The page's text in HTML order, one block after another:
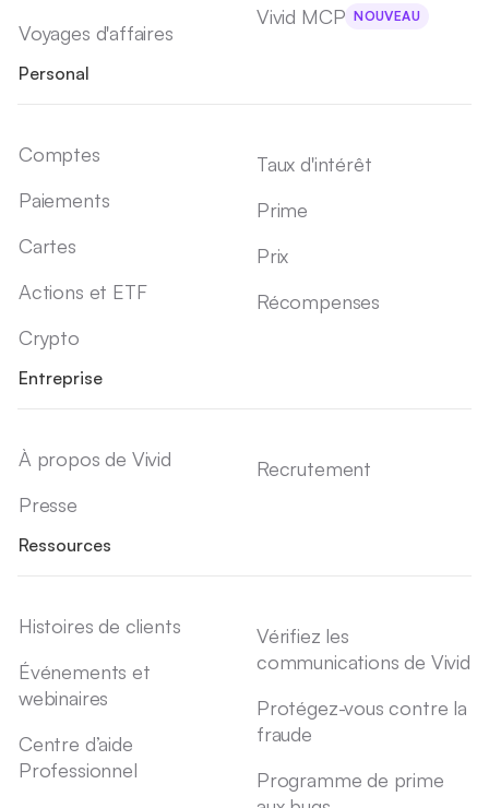
Voyages d'affaires
Vivid MCP NOUVEAU
Personal
Comptes
Paiements
Cartes
Actions et ETF
Crypto
Taux d'intérêt
Prime
Prix
Récompenses
Entreprise
À propos de Vivid
Presse
Recrutement
Ressources
Histoires de clients
Événements et
webinaires
Centre d’aide
Professionnel
Vérifiez les
communications de Vivid
Protégez-vous contre la
fraude
Programme de prime